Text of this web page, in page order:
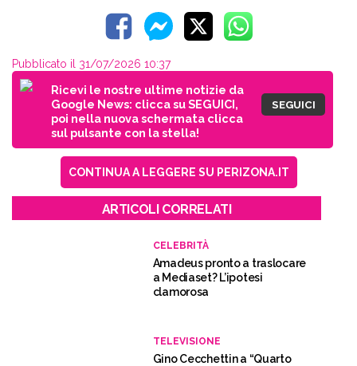
Pubblicato il 31/07/2026 10:37
Ricevi le nostre ultime notizie da
Google News: clicca su SEGUICI,
poi nella nuova schermata clicca
sul pulsante con la stella!
SEGUICI
CONTINUA A LEGGERE SU PERIZONA.IT
ARTICOLI CORRELATI
CELEBRITÀ
Amadeus pronto a traslocare
a Mediaset? L’ipotesi
clamorosa
TELEVISIONE
Gino Cecchettin a “Quarto